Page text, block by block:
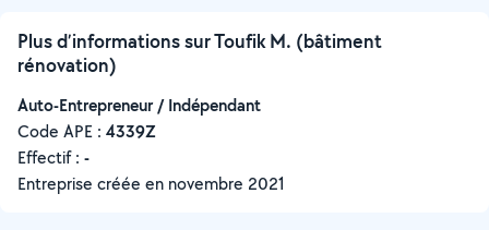
Plus d’informations sur Toufik M. (bâtiment
rénovation)
Auto-Entrepreneur / Indépendant
Code APE : 4339Z
Effectif : -
Entreprise créée en novembre 2021